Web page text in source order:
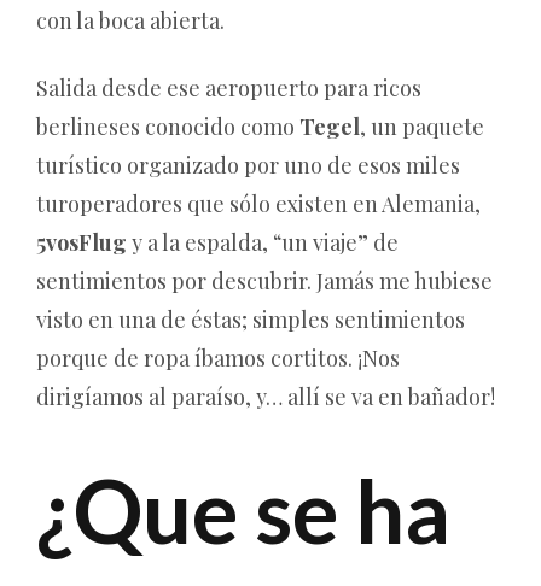
con la boca abierta.
Salida desde ese aeropuerto para ricos
berlineses conocido como Tegel, un paquete
turístico organizado por uno de esos miles
turoperadores que sólo existen en Alemania,
5vosFlug y a la espalda, “un viaje” de
sentimientos por descubrir. Jamás me hubiese
visto en una de éstas; simples sentimientos
porque de ropa íbamos cortitos. ¡Nos
dirigíamos al paraíso, y… allí se va en bañador!
¿Que se ha